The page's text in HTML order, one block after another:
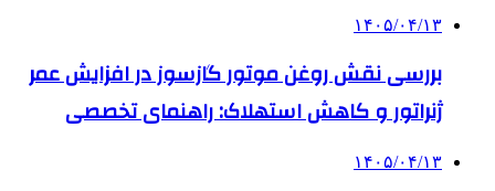
۱۴۰۵/۰۴/۱۳
بررسی نقش روغن موتور گازسوز در افزایش عمر
ژنراتور و کاهش استهلاک: راهنمای تخصصی
۱۴۰۵/۰۴/۱۳